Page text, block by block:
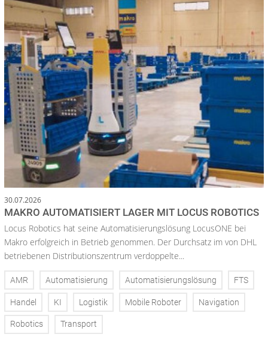
30.07.2026
MAKRO AUTOMATISIERT LAGER MIT LOCUS ROBOTICS
Locus Robotics hat seine Automatisierungslösung LocusONE bei
Makro erfolgreich in Betrieb genommen. Der Durchsatz im von DHL
betriebenen Distributionszentrum verdoppelte...
AMR Automatisierung Automatisierungslösung FTS
Handel KI Logistik Mobile Roboter Navigation
Robotics Transport